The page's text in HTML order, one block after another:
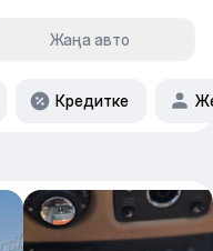
Жаңа авто
Кредитке